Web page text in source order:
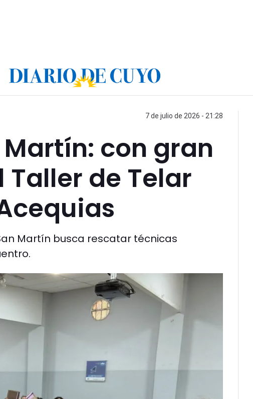
7 de julio de 2026 - 21:28
con gran
Taller de Telar
Martín busca rescatar técnicas